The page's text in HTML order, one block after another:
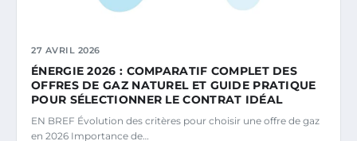
27 AVRIL 2026
ÉNERGIE 2026 : COMPARATIF COMPLET DES
OFFRES DE GAZ NATUREL ET GUIDE PRATIQUE
POUR SÉLECTIONNER LE CONTRAT IDÉAL
EN BREF Évolution des critères pour choisir une offre de gaz
en 2026 Importance de…